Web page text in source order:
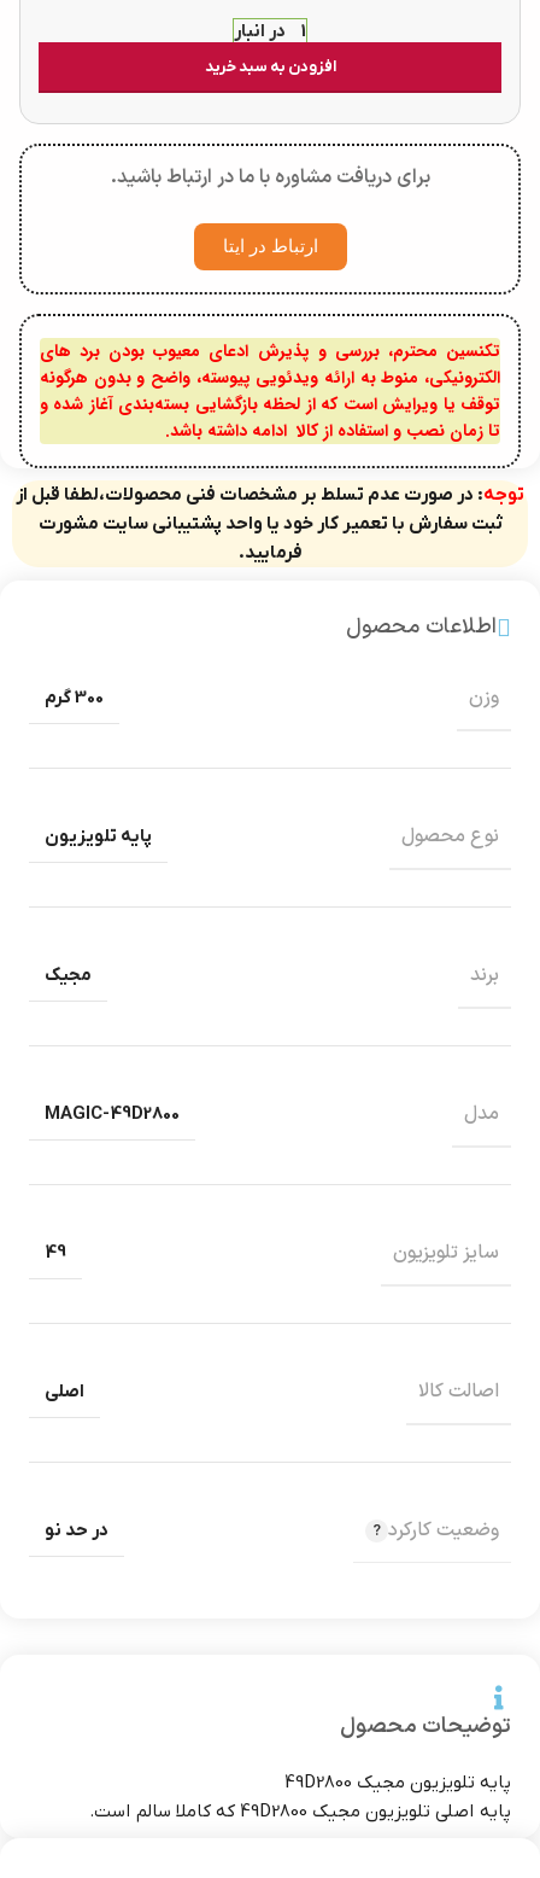
1 در انبار
افزودن به سبد خرید
برای دریافت مشاوره با ما در ارتباط باشید.
ارتباط در ایتا
تکنسین محترم، بررسی و پذیرش ادعای معیوب بودن برد های
الکترونیکی، منوط به ارائه ویدئویی پیوسته، واضح و بدون هرگونه
توقف یا ویرایش است که از لحظه بازگشایی بسته‌بندی آغاز شده و
تا زمان نصب و استفاده از کالا ادامه داشته باشد.
توجه: در صورت عدم تسلط بر مشخصات فنی محصولات،لطفا قبل از
ثبت سفارش با تعمیر کار خود یا واحد پشتیبانی سایت مشورت
فرمایید.
توضیحات محصول
پایه تلویزیون مجیک 49D2800
پایه اصلی تلویزیون مجیک 49D2800 که کاملا سالم است.
اطلاعات محصول
وزن 300 گرم
نوع محصول پایه تلویزیون
برند مجیک
مدل MAGIC-49D2800
سایز تلویزیون 49
اصالت کالا اصلی
وضعیت کارکرد در حد نو